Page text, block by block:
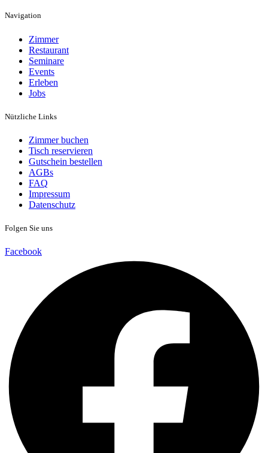
Navigation
Zimmer
Restaurant
Seminare
Events
Erleben
Jobs
Nützliche Links
Zimmer buchen
Tisch reservieren
Gutschein bestellen
AGBs
FAQ
Impressum
Datenschutz
Folgen Sie uns
Facebook